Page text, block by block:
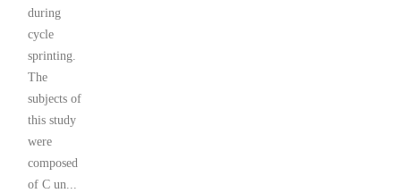
during
cycle
sprinting.
The
subjects of
this study
were
composed
of C un...